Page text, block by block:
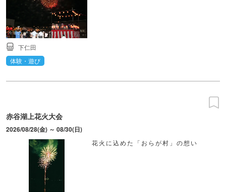
下仁田
体験・遊び
赤谷湖上花火大会
2026/08/28(金) ～ 08/30(日)
花火に込めた「おらが村」の想い